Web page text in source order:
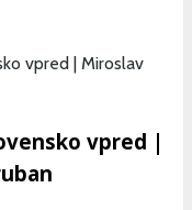
vpred | Miroslav
vpred |